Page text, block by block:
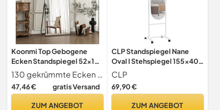
Koonmi Top Gebogene
Ecken Standspiegel 52x142
cm, Ganzkörperspiegel
bruchsicher Boden Körper
Spiegel in voller Länge
130 gekrümmte Ecken Design Die einzigartige obere abgerundete Ecken mit glatten Kurven, mit eleganten und weichen Atmosphäre. Dieser freistehende Spiegel verkörpert voll und ganz die Einfachheit der modernen Ästhetik, und zur gleichen Zeit hat elegante und stilvolle Eigenschaften, platzieren ihn in jeder Position kann die Schönheit des Raumes zu verbessern
47,46 € gratis Versand
ZUM ANGEBOT
CLP Standspiegel Nane
Oval I Stehspiegel 155x40
cm I Für Wohnzimmer Oder
Schlafzimmer I Neigbar,
360° Drehbar I
CLP
69,90 €
ZUM ANGEBOT